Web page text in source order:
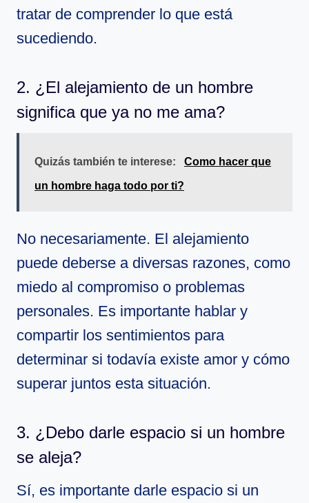
tratar de comprender lo que está
sucediendo.
2. ¿El alejamiento de un hombre
significa que ya no me ama?
Quizás también te interese: Como hacer que
un hombre haga todo por ti?
No necesariamente. El alejamiento
puede deberse a diversas razones, como
miedo al compromiso o problemas
personales. Es importante hablar y
compartir los sentimientos para
determinar si todavía existe amor y cómo
superar juntos esta situación.
3. ¿Debo darle espacio si un hombre
se aleja?
Sí, es importante darle espacio si un